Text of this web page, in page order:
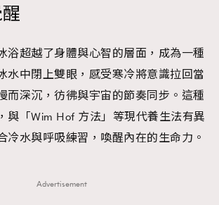
浴超越了身體與心智的層面，成為一種
水中閉上雙眼，感受寒冷將意識拉回當
而深沉，彷彿與宇宙的節奏同步。這種
與「Wim Hof 方法」等現代養生法有異
冷水與呼吸練習，喚醒內在的生命力。
Advertisement